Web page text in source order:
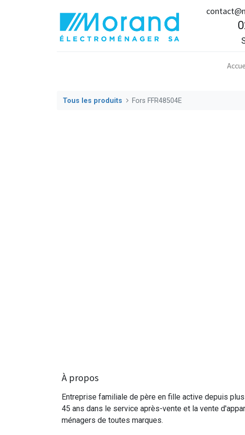
Tous les produits Fors FFR48504E
À propos
Entreprise familiale de père en fille active depuis
45 ans dans le service après-vente et la vente
ménagers de toutes marques.